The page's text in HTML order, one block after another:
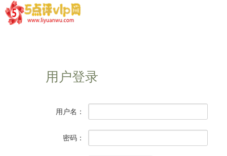
用户登录
用户名：
密码：